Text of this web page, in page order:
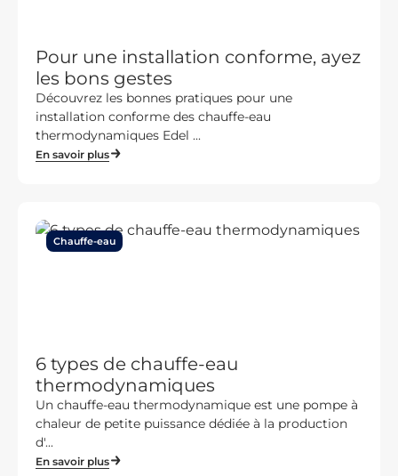
Pour une installation conforme, ayez
les bons gestes
Découvrez les bonnes pratiques pour une
installation conforme des chauffe-eau
thermodynamiques Edel ...
En savoir plus
Chauffe-eau
6 types de chauffe-eau
thermodynamiques
Un chauffe-eau thermodynamique est une pompe à
chaleur de petite puissance dédiée à la production
d'...
En savoir plus